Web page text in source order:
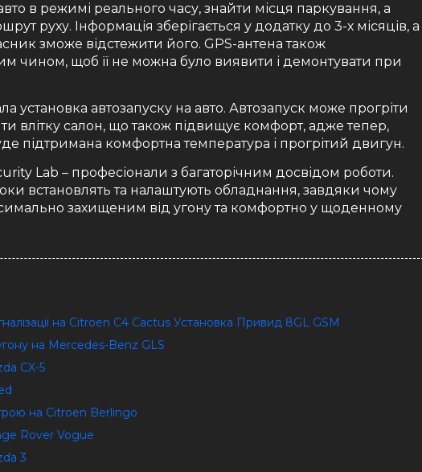
в режимі реального часу, знайти місця паркування, а
руху. Інформація зберігається у додатку до 3-х місяців, а
зможе відстежити його. GPS-антена також
чином, щоб її не можна було виявити і демонтувати при
установка автозапуску на авто. Автозапуск може прогріти
влітку салон, що також підвищує комфорт, адже тепер,
підтримана комфортна температура і прогрітий двигун.
Lab – професіонали з багаторічним досвідом роботи.
встановлять та налаштують обладнання, завдяки чому
захищеним від угону та комфортно у щоденному
на Citroen C4 Cactus Установка Привид 8GL GSM
на Mercedes-Benz GLS
CX-5
на Citroen Berlingo
Rover Vogue
3